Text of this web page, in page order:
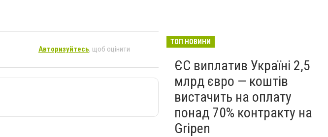
Авторизуйтесь, щоб оцінити
ТОП НОВИНИ
ЄС виплатив Україні 2,5
млрд євро — коштів
вистачить на оплату
понад 70% контракту на
Gripen